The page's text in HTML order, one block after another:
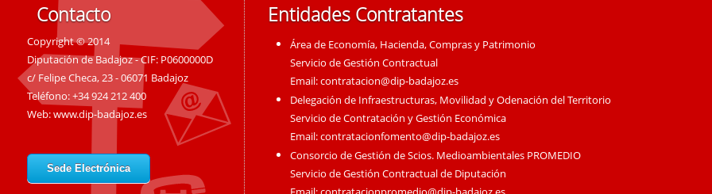
Contacto
Copyright © 2014
Diputación de Badajoz - CIF: P0600000D
c/ Felipe Checa, 23 - 06071 Badajoz
Teléfono: +34 924 212 400
Web:www.dip-badajoz.es
Sede Electrónica
Entidades Contratantes
Área de Economía, Hacienda, Compras y Patrimonio
Servicio de Gestión Contractual
Email:contratacion@dip-badajoz.es
Delegación de Infraestructuras, Movilidad y Odenación del Territorio
Servicio de Contratación y Gestión Económica
Email:contratacionfomento@dip-badajoz.es
Consorcio de Gestión de Scios. Medioambientales PROMEDIO
Servicio de Gestión Contractual de Diputación